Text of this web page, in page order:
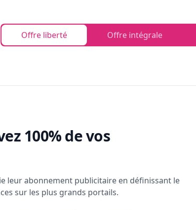
Offre liberté Offre intégrale
100% de vos
leur abonnement publicitaire en définissant le
sur les plus grands portails.